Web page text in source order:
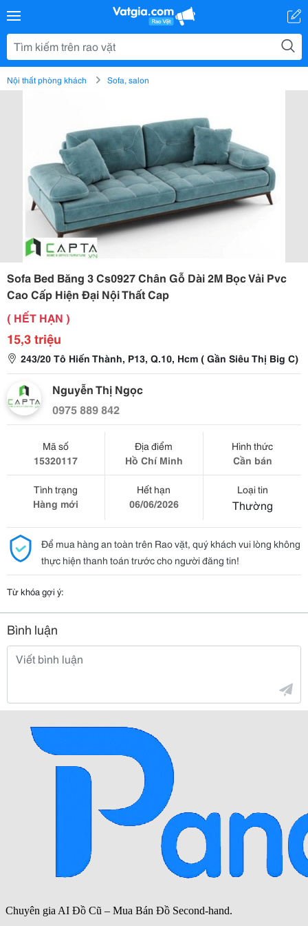
Nội thất phòng khách Sofa, salon
Sofa Bed Băng 3 Cs0927 Chân Gỗ Dài 2M Bọc Vải Pvc
Cao Cấp Hiện Đại Nội Thất Cap
( HẾT HẠN )
15,3 triệu
243/20 Tô Hiến Thành, P13, Q.10, Hcm ( Gần Siêu Thị Big C)
Nguyễn Thị Ngọc
0975 889 842
Mã số
15320117
Địa điểm
Hồ Chí Minh
Hình thức
Cần bán
Tình trạng
Hàng mới
Hết hạn
06/06/2026
Loại tin
Thường
Để mua hàng an toàn trên Rao vặt, quý khách vui lòng không
thực hiện thanh toán trước cho người đăng tin!
Từ khóa gợi ý:
Bình luận